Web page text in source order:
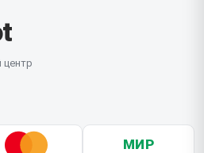
центр
МИР